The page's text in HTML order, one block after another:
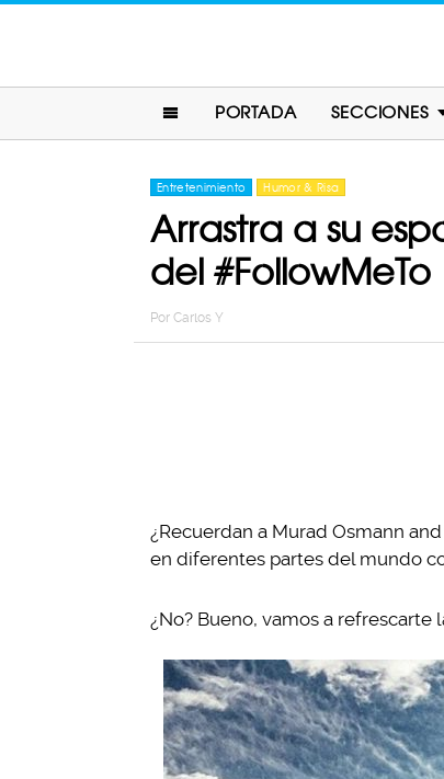
PORTADA SECCIONES
Entretenimiento Humor & Risa
Arrastra a su
del #FollowMeTo
Por Carlos Y
¿Recuerdan a Murad Osmann
en diferentes partes del mundo
¿No? Bueno, vamos a refrescarte